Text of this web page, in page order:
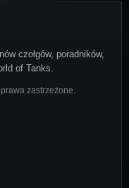
czołgów, poradników,
of Tanks.
zastrzeżone.